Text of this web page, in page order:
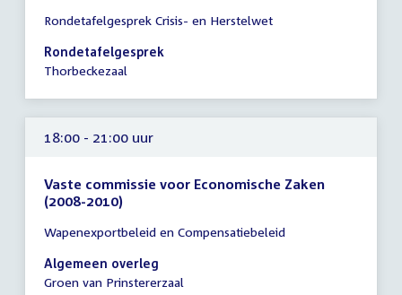
vergadering
18:00
-
uur
Rondetafelgesprek Crisis- en Herstelwet
Rondetafelgesprek
Thorbeckezaal
18:00 - 21:00 uur
Vaste commissie voor Economische Zaken
(2008-2010)
vergadering
18:00
-
Wapenexportbeleid en Compensatiebeleid
Algemeen overleg
Groen van Prinstererzaal